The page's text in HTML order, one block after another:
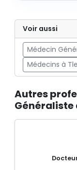
Voir aussi
Médecin
Médecins à
Autres
Généraliste
Docteur